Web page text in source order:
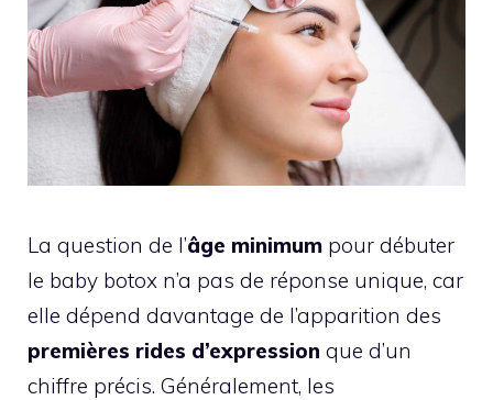
La question de l’âge minimum pour débuter
le baby botox n’a pas de réponse unique, car
elle dépend davantage de l’apparition des
premières rides d’expression que d’un
chiffre précis. Généralement, les